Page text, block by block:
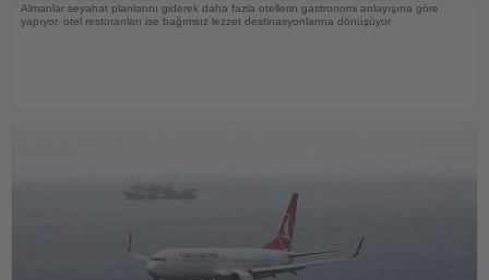
Almanlar seyahat planlarını giderek daha fazla otellerin gastronomi anlayışına göre
yapıyor, otel restoranları ise bağımsız lezzet destinasyonlarına dönüşüyor